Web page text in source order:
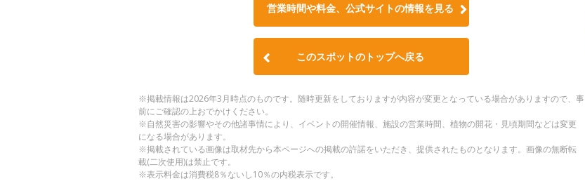
営業時間や料金、公式サイトの情報を見る
このスポットのトップへ戻る
※掲載情報は2026年3月時点のものです。随時更新をしておりますが内容が変更となっている場合がありますので、事
前にご確認の上おでかけください。
※自然災害の影響やその他諸事情により、イベントの開催情報、施設の営業時間、植物の開花・見頃期間などは変更
になる場合があります。
※掲載されている画像は取材先から本ページへの掲載の許諾をいただき、提供されたものとなります。画像の無断転
載(二次使用)は禁止です。
※表示料金は消費税8％ないし10％の内税表示です。